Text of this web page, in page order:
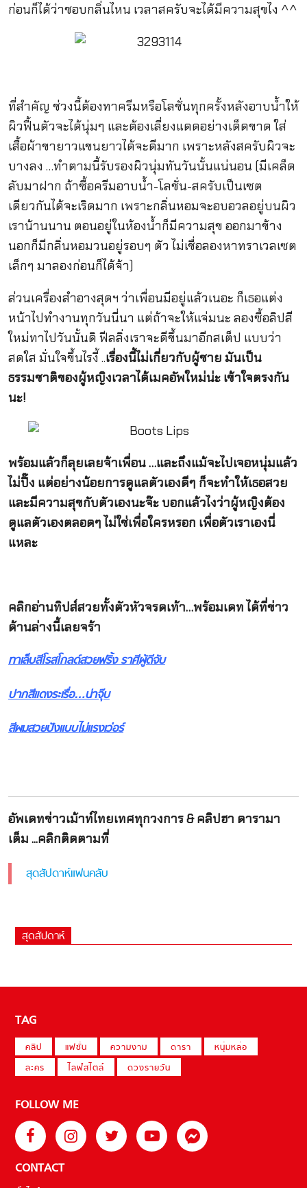
ก่อนก็ได้ว่าชอบกลิ่นไหน เวลาสครับจะได้มีความสุขไง ^^
ที่สำคัญ ช่วงนี้ต้องทาครีมหรือโลชั่นทุกครั้งหลังอาบน้ำให้
ผิวฟื้นตัวจะได้นุ่มๆ และต้องเลี่ยงแดดอย่างเด็ดขาด ใส่
เสื้อผ้าขายาวแขนยาวได้จะดีมาก เพราะหลังสครับผิวจะ
บางลง …ทำตามนี้รับรองผิวนุ่มทันวันนั้นแน่นอน (มีเคล็ด
ลับมาฝาก ถ้าซื้อครีมอาบน้ำ-โลชั่น-สครับเป็นเซต
เดียวกันได้จะเริดมาก เพราะกลิ่นหอมจะอบอวลอยู่บนผิว
เราน้านนาน ตอนอยู่ในห้องน้ำก็มีความสุข ออกมาข้าง
นอกก็มีกลิ่นหอมวนอยู่รอบๆ ตัว ไม่เชื่อลองหาทราเวลเซต
เล็กๆ มาลองก่อนก็ได้จ้า)
ส่วนเครื่องสำอางสุดฯ ว่าเพื่อนมีอยู่แล้วเนอะ ก็เธอแต่ง
หน้าไปทำงานทุกวันนี่นา แต่ถ้าจะให้แจ่มนะ ลองซื้อลิปสี
ใหม่ทาไปวันนั้นดิ ฟีลลิ่งเราจะดีขึ้นมาอีกสเต็ป แบบว่า
สดใส มั่นใจขึ้นไรงี้ ..เรื่องนี้ไม่เกี่ยวกับผู้ชาย มันเป็น
ธรรมชาติของผู้หญิงเวลาได้เมคอัพใหม่น่ะ เข้าใจตรงกัน
นะ!
พร้อมแล้วก็ลุยเลยจ้าเพื่อน …และถึงแม้จะไปเจอหนุ่มแล้ว
ไม่ปิ๊ง แต่อย่างน้อยการดูแลตัวเองดีๆ ก็จะทำให้เธอสวย
และมีความสุขกับตัวเองนะจ๊ะ บอกแล้วไงว่าผู้หญิงต้อง
ดูแลตัวเองตลอดๆ ไม่ใช่เพื่อใครหรอก เพื่อตัวเราเองนี่
แหละ
คลิกอ่านทิปส์สวยทั้งตัวหัวจรดเท้า…พร้อมเดท ได้ที่ข่าว
ด้านล่างนี้เลยจร้า
ทาเล็บสีโรสโกลด์สวยฟริ้ง ราศีผู้ดีจับ
ปากสีแดงระเรื่อ…น่าจุ๊บ
สีผมสวยปังแบบไม่แรงเว่อร์
อัพเดทข่าวเม้าท์ไทยเทศทุกวงการ & คลิปฮา ดารามา
เต็ม ...คลิกติดตามที่
สุดสัปดาห์แฟนคลับ
สุดสัปดาห์
TAG
คลิป แฟชั่น ความงาม ดารา
หนุ่มหล่อ
ละคร
ไลฟ์สไตล์ ดวงรายวัน
FOLLOW ME
CONTACT